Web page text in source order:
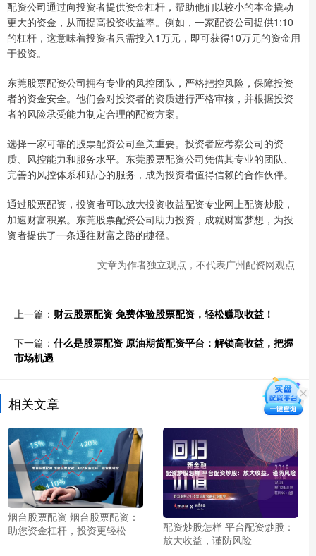
配资公司通过向投资者提供资金杠杆，帮助他们以较小的本金撬动
更大的资金，从而提高投资收益率。例如，一家配资公司提供1:10
的杠杆，这意味着投资者只需投入1万元，即可获得10万元的资金用
于投资。
东莞股票配资公司拥有专业的风控团队，严格把控风险，保障投资
者的资金安全。他们会对投资者的资质进行严格审核，并根据投资
者的风险承受能力制定合理的配资方案。
选择一家可靠的股票配资公司至关重要。投资者应考察公司的资
质、风控能力和服务水平。东莞股票配资公司凭借其专业的团队、
完善的风控体系和贴心的服务，成为投资者值得信赖的合作伙伴。
通过股票配资，投资者可以放大投资收益配资专业网上配资炒股，
加速财富积累。东莞股票配资公司助力投资，成就财富梦想，为投
资者提供了一条通往财富之路的捷径。
文章为作者独立观点，不代表广州配资网观点
上一篇： 财云股票配资 免费体验股票配资，轻松赚取收益！
下一篇： 什么是股票配资 原油期货配资平台：解锁高收益，把握
市场机遇
相关文章
烟台股票配资 烟台股票配资：
助您资金杠杆，投资更轻松
配资炒股怎样 平台配资炒股：
放大收益，谨防风险